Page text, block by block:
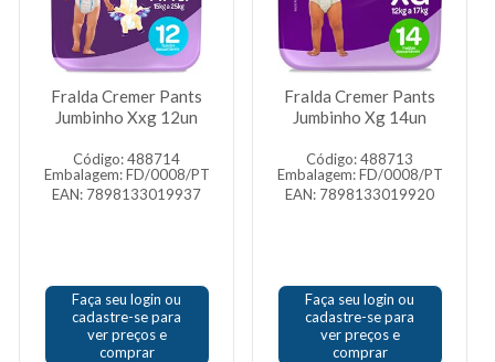
Fralda Cremer Pants
Jumbinho Xxg 12un
Código: 488714
Embalagem: FD/0008/PT
EAN: 7898133019937
Faça seu login ou
cadastre-se para
ver preços e
comprar
Fralda Cremer Pants
Jumbinho Xg 14un
Código: 488713
Embalagem: FD/0008/PT
EAN: 7898133019920
Faça seu login ou
cadastre-se para
ver preços e
comprar